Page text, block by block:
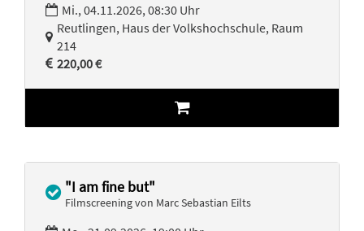
Mi., 04.11.2026, 08:30 Uhr
Reutlingen, Haus der Volkshochschule, Raum
214
220,00 €
"I am fine but"
Filmscreening von Marc Sebastian Eilts